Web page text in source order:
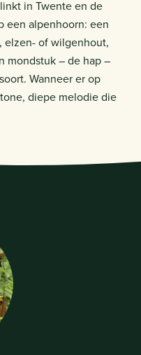
in Twente en de
een alpenhoorn: een
elzen- of wilgenhout,
mondstuk – de hap –
Wanneer er op
diepe melodie die